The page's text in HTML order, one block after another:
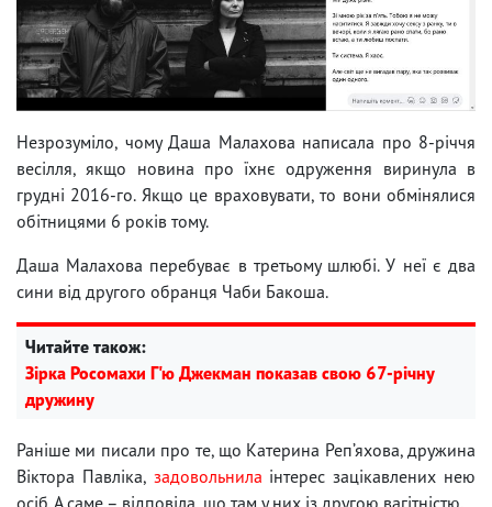
Незрозуміло, чому Даша Малахова написала про 8-річчя
весілля, якщо новина про їхнє одруження виринула в
грудні 2016-го. Якщо це враховувати, то вони обмінялися
обітницями 6 років тому.
Даша Малахова перебуває в третьому шлюбі. У неї є два
сини від другого обранця Чаби Бакоша.
Читайте також:
Зірка Росомахи Г'ю Джекман показав свою 67-річну
дружину
Раніше ми писали про те, що Катерина Реп’яхова, дружина
Віктора Павліка, задовольнила інтерес зацікавлених нею
осіб. А саме – відповіла, що там у них із другою вагітністю.